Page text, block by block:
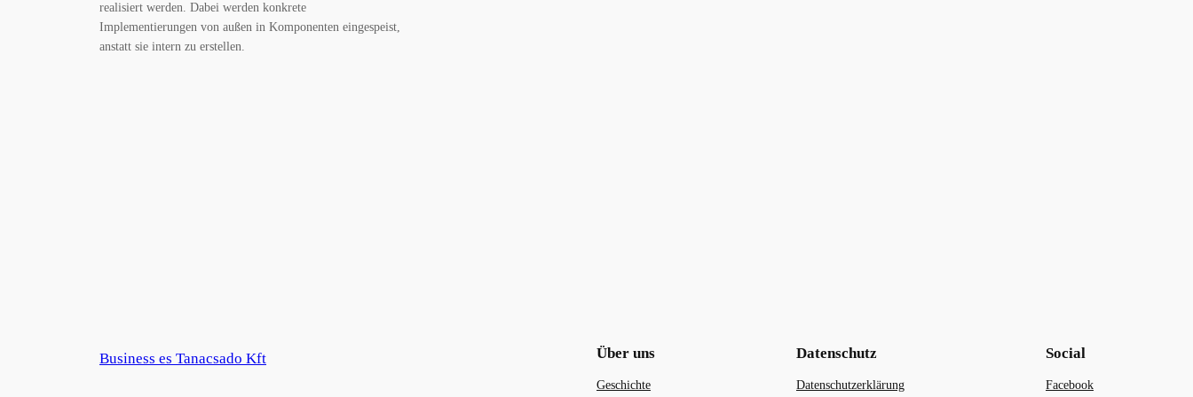
realisiert werden. Dabei werden konkrete
Implementierungen von außen in Komponenten eingespeist,
anstatt sie intern zu erstellen.
Business es Tanacsado Kft Über uns
Geschichte
Datenschutz
Datenschutzerklärung
Social
Facebook